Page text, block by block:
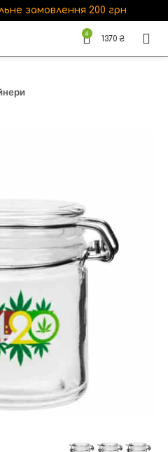
замовлення 200 грн
4
1370 ₴